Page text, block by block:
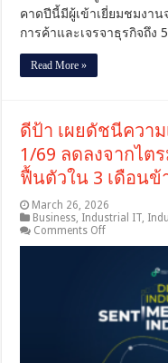
แบรนด์
เทคโนโลยี
เปลี่ยน
สู่
Industry
[PR]
คาดปีนี้มีผู้เข้าเยี่ยมชมงา
การค้าและเจรจาธุรกิจถึง
Read More »
ดีป้า เผยดัชนีควา
1/69 ลดลงจากไ
ฟื้นตัวใน 3 เดือนข้
March 26, 2026
Business, Industrial IT,
Comments Offon
ดี
ความ
มั่น